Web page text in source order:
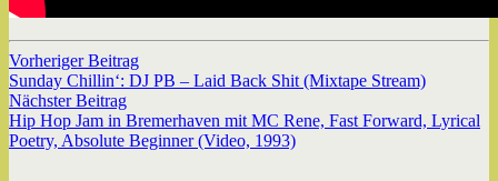
Beitragsnavigation
Vorheriger BeitragVorheriger
Beitrag:
Sunday Chillin‘: DJ PB – Laid Back Shit (Mixtape Stream)
Nächster BeitragNächster
Beitrag:
Hip Hop Jam in Bremerhaven mit MC Rene, Fast Forward, Lyrical
Poetry, Absolute Beginner (Video, 1993)